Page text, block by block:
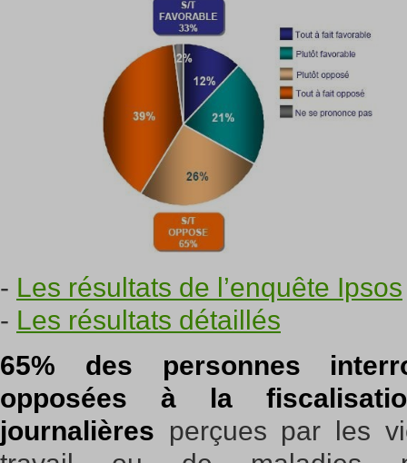
- Les résultats de l’enquête Ipsos
- Les résultats détaillés
65% des personnes
opposées à la
journalières perçues par les